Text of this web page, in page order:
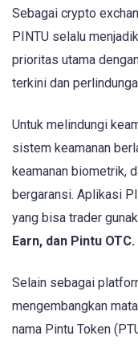
Sebagai crypto
PINTU selalu
prioritas utama
terkini dan
Untuk melindungi
sistem keamanan
keamanan biometrik,
bergaransi. Aplikasi
yang bisa trader
Earn, dan Pintu OTC.
Selain sebagai
mengembangkan
nama Pintu Token